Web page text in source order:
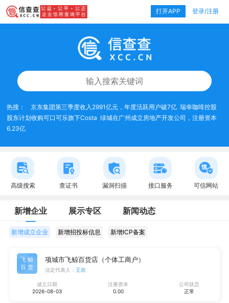
打开APP 登录/注册
热搜： 京东集团第三季度收入2991亿元，年度活跃用户破7亿 瑞幸咖啡控股
股东计划收购可口可乐旗下Costa 绿城在广州成立房地产开发公司，注册资本
6.23亿
高级搜索 查证书 漏洞扫描 接口服务 可信网站
新增企业 展示专区 新闻动态
新增成立企业 新增招投标信息 新增ICP备案
飞鲸
百货
项城市飞鲸百货店（个体工商户）
法定代表人： 王欣
成立日期
2026-08-03
注册资本
0.00
公司状态
正常